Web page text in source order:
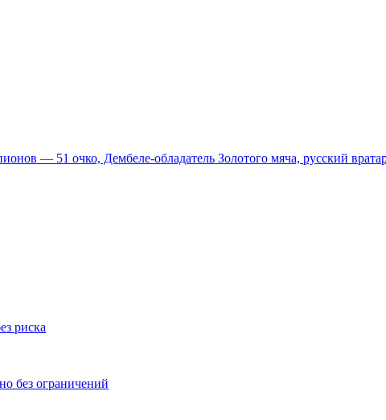
— 51 очко, Дембеле-обладатель Золотого мяча, русский
риска
без ограничений